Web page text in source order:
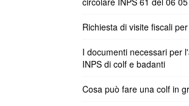
Richiesta di visite fiscali
I documenti necessari per
INPS di colf e badanti
Cosa può fare una colf in